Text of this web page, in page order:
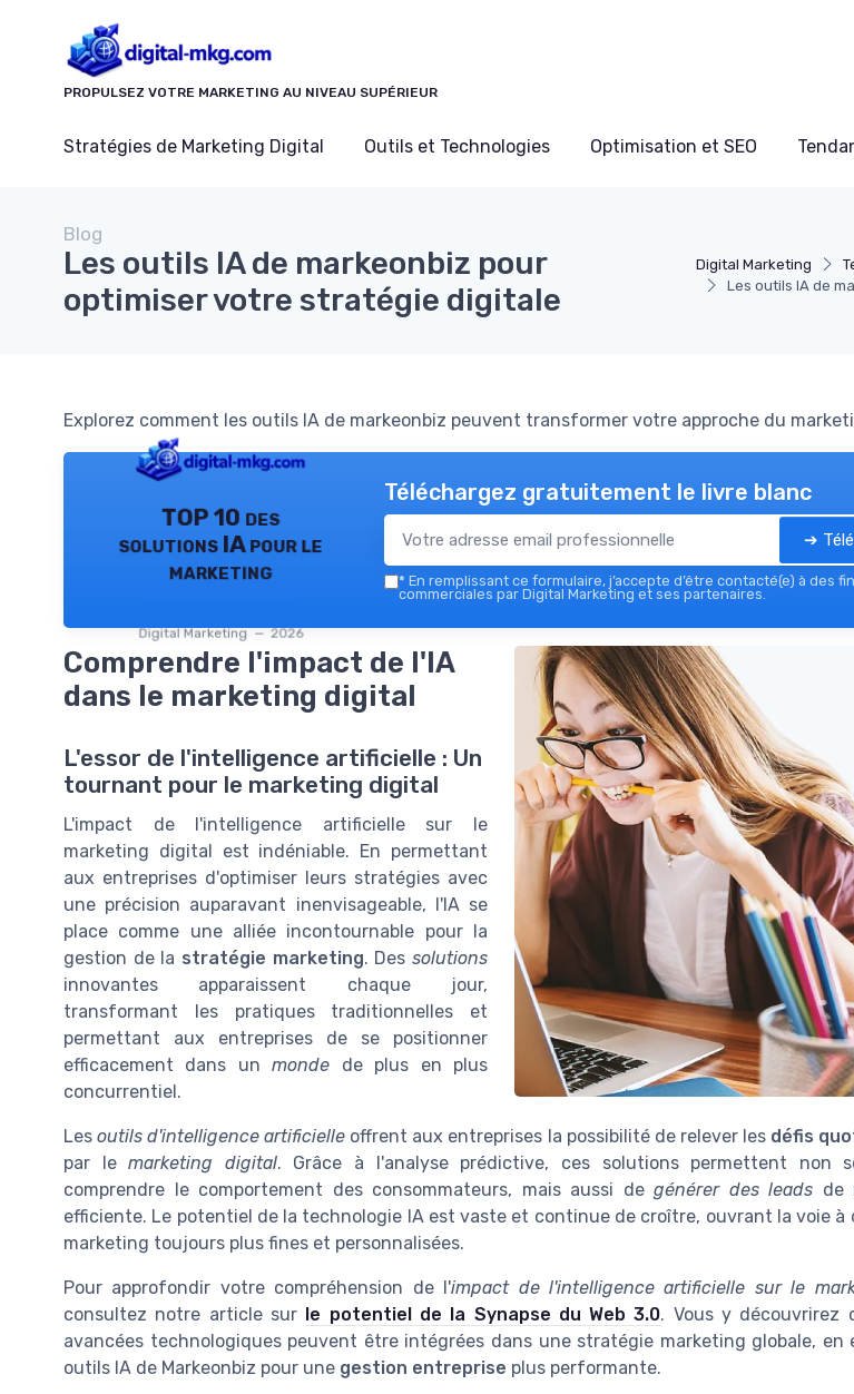
PROPULSEZ VOTRE MARKETING AU NIVEAU SUPÉRIEUR
Stratégies de Marketing Digital Outils et Technologies Optimisation et SEO
Digital Marketing
Les outils IA de
Blog
Les outils IA de markeonbiz pour
optimiser votre stratégie digitale
Explorez comment les outils IA de markeonbiz peuvent transformer votre approche du
TOP 10 des
solutions IA pour le
marketing
Digital Marketing — 2026
Téléchargez gratuitement le livre blanc
➔
* En remplissant ce formulaire, j’accepte d’être contacté(e) à des
commerciales par Digital Marketing et ses partenaires.
Comprendre l'impact de l'IA
dans le marketing digital
L'essor de l'intelligence artificielle : Un
tournant pour le marketing digital
L'impact de l'intelligence artificielle sur le
marketing digital est indéniable. En permettant
aux entreprises d'optimiser leurs stratégies avec
une précision auparavant inenvisageable, l'IA se
place comme une alliée incontournable pour la
gestion de la stratégie marketing. Dessolutions
innovantes apparaissent chaque jour,
transformant les pratiques traditionnelles et
permettant aux entreprises de se positionner
efficacement dans unmonde de plus en plus
concurrentiel.
Lesoutils d'intelligence artificielle offrent aux entreprises la possibilité de relever les défis
par lemarketing digital. Grâce à l'analyse prédictive, ces solutions permettent non
comprendre le comportement des consommateurs, mais aussi degénérer des leads de
efficiente. Le potentiel de la technologie IA est vaste et continue de croître, ouvrant la voie à
marketing toujours plus fines et personnalisées.
Pour approfondir votre compréhension de l'impact de l'intelligence artificielle sur le
consultez notre article sur le potentiel de la Synapse du Web 3.0. Vous y découvrirez
avancées technologiques peuvent être intégrées dans une stratégie marketing globale, en
outils IA de Markeonbiz pour une gestion entreprise plus performante.